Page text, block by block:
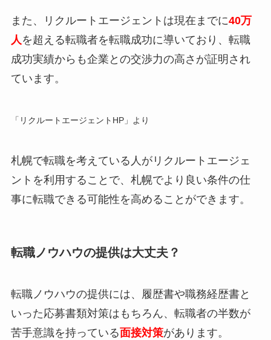
また、リクルートエージェントは現在までに40万
人を超える転職者を転職成功に導いており、転職
成功実績からも企業との交渉力の高さが証明され
ています。
「リクルートエージェントHP」より
札幌で転職を考えている人がリクルートエージェ
ントを利用することで、札幌でより良い条件の仕
事に転職できる可能性を高めることができます。
転職ノウハウの提供は大丈夫？
転職ノウハウの提供には、履歴書や職務経歴書と
いった応募書類対策はもちろん、 転職者の半数が
苦手意識を持っている面接対策があります。